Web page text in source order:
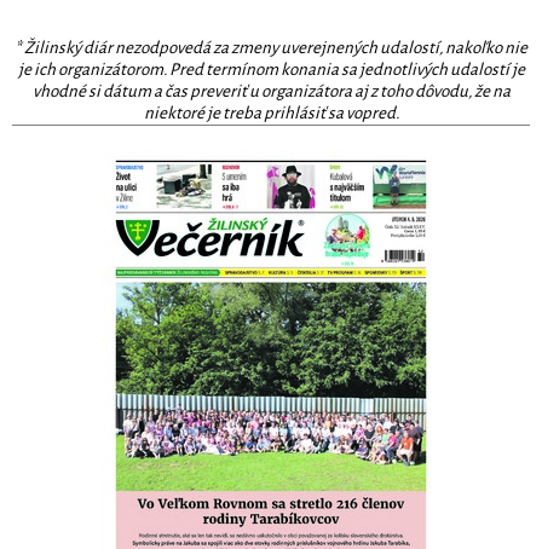
* Žilinský diár nezodpovedá za zmeny uverejnených udalostí, nakoľko nie
je ich organizátorom. Pred termínom konania sa jednotlivých udalostí je
vhodné si dátum a čas preveriť u organizátora aj z toho dôvodu, že na
niektoré je treba prihlásiť sa vopred.